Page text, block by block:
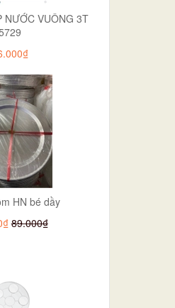
NƯỚC VUÔNG 3T
HN bé dầy
89.000₫